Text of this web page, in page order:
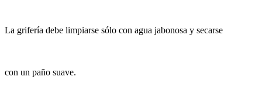
La grifería debe limpiarse sólo con agua jabonosa y secarse
con un paño suave.